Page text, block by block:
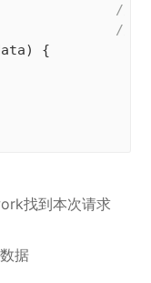
//
//
) {
找到本次请求
据